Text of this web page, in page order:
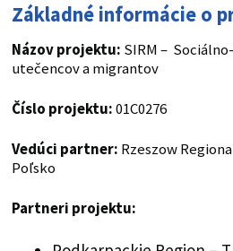
Základné informácie o
Názov projektu: SIRM –
utečencov a migrantov
Číslo projektu:01C0276
Vedúci partner: Rzeszow
Poľsko
Partneri projektu: